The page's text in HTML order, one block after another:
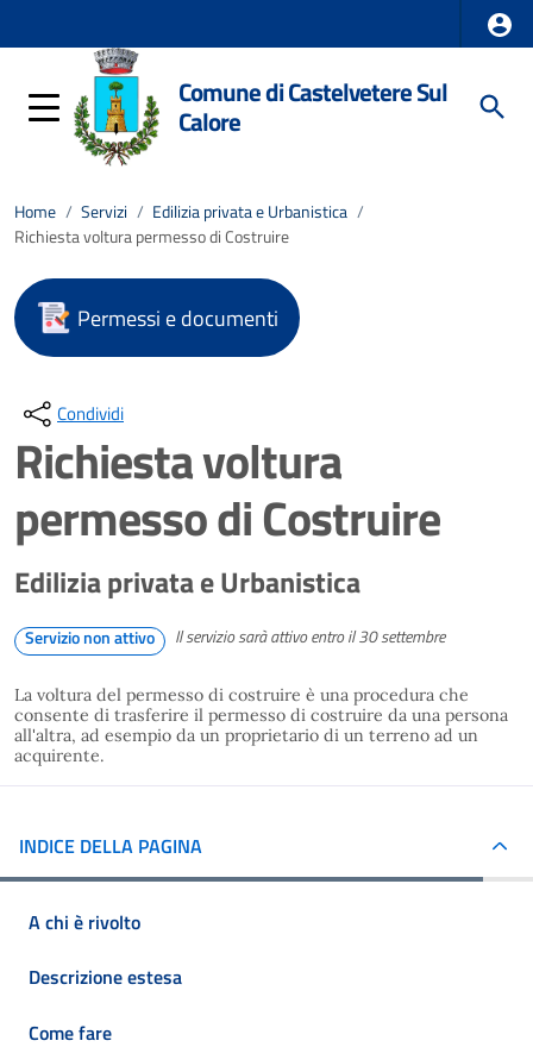
Comune di Castelvetere Sul
Calore
Home / Servizi / Edilizia privata e Urbanistica /
Richiesta voltura permesso di Costruire
Permessi e documenti
Condividi
Richiesta voltura
permesso di Costruire
Edilizia privata e Urbanistica
Servizio non attivo Il servizio sarà attivo entro il 30 settembre
La voltura del permesso di costruire è una procedura che
consente di trasferire il permesso di costruire da una persona
all'altra, ad esempio da un proprietario di un terreno ad un
acquirente.
INDICE DELLA PAGINA
A chi è rivolto
Descrizione estesa
Come fare